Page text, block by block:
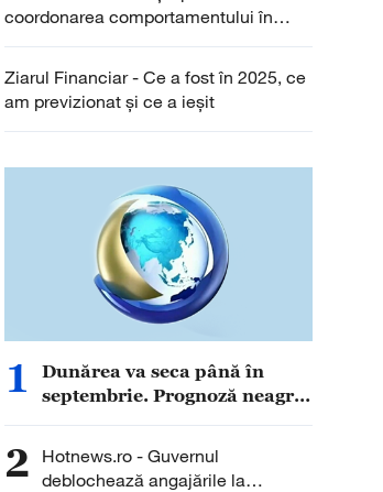
coordonarea comportamentului în
cadrul procedurii de stabilire a ROBOR
Ziarul Financiar - Ce a fost în 2025, ce
am previzionat şi ce a ieşit
1
Dunărea va seca până în
septembrie. Prognoză neagră
2
Hotnews.ro - Guvernul
deblochează angajările la